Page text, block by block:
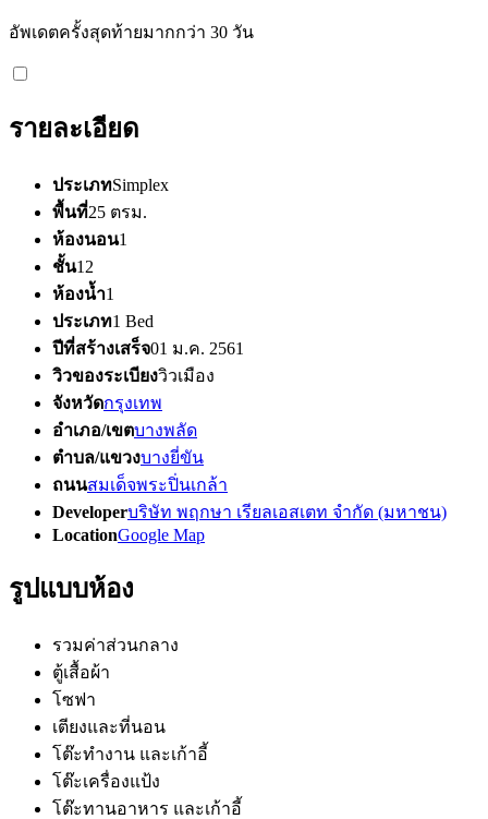
อัพเดตครั้งสุดท้ายมากกว่า 30 วัน
รายละเอียด
ประเภทSimplex
พื้นที่25 ตรม.
ห้องนอน1
ชั้น12
ห้องน้ำ1
ประเภท1 Bed
ปีที่สร้างเสร็จ01 ม.ค. 2561
วิวของระเบียงวิวเมือง
จังหวัดกรุงเทพ
อำเภอ/เขตบางพลัด
ตำบล/แขวงบางยี่ขัน
ถนนสมเด็จพระปิ่นเกล้า
Developerบริษัท พฤกษา เรียลเอสเตท จำกัด (มหาชน)
LocationGoogle Map
รูปแบบห้อง
รวมค่าส่วนกลาง
ตู้เสื้อผ้า
โซฟา
เตียงและที่นอน
โต๊ะทำงาน และเก้าอี้
โต๊ะเครื่องแป้ง
โต๊ะทานอาหาร และเก้าอี้